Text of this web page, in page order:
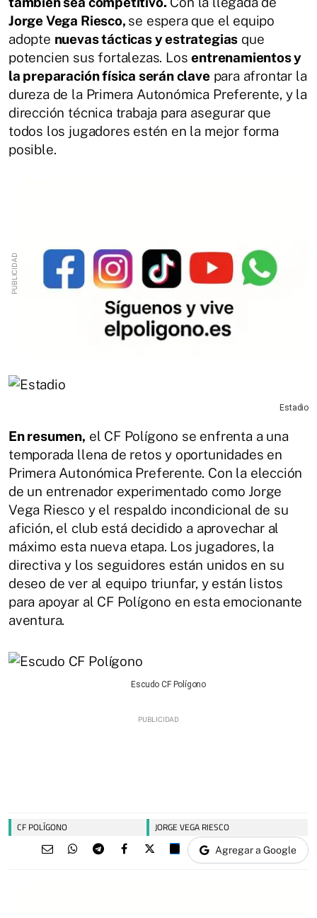
Jorge Vega Riesco, se espera que el equipo
adopte nuevas tácticas y estrategias que
potencien sus fortalezas. Losentrenamientos y
la preparación física serán clavepara afrontar la
dureza de la Primera Autonómica Preferente, y la
dirección técnica trabaja para asegurar que
todos los jugadores estén en la mejor forma
posible.
Estadio
En resumen, el CF Polígono se enfrenta a una
temporada llena de retos y oportunidades en
Primera Autonómica Preferente. Con la elección
de un entrenador experimentado como Jorge
Vega Riesco y el respaldo incondicional de su
afición, el club está decidido a aprovechar al
máximo esta nueva etapa. Los jugadores, la
directiva y los seguidores están unidos en su
deseo de ver al equipo triunfar, y están listos
para apoyar al CF Polígono en esta emocionante
aventura.
Escudo CF Polígono
CF POLÍGONO JORGE VEGA RIESCO
Agregar a Google